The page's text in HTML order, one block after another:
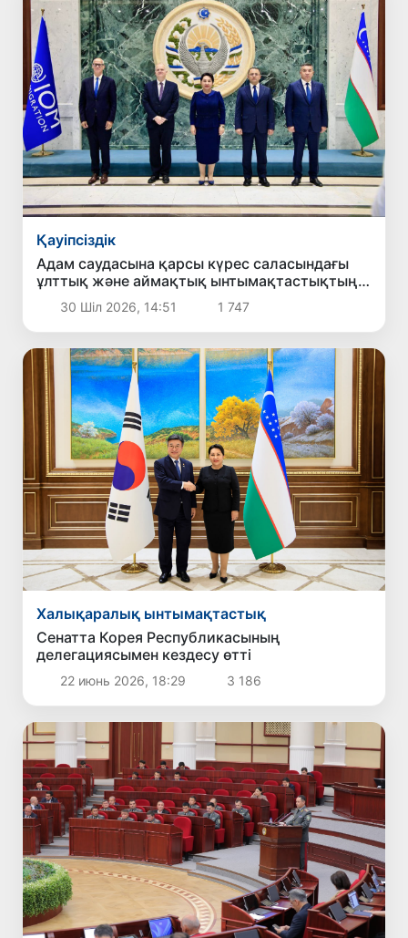
Қауіпсіздік
Адам саудасына қарсы күрес саласындағы
ұлттық және аймақтық ынтымақтастықтың
жаңа басым бағыттары белгіленді
30 Шіл 2026, 14:51 1 747
Халықаралық ынтымақтастық
Сенатта Корея Республикасының
делегациясымен кездесу өтті
22 июнь 2026, 18:29 3 186